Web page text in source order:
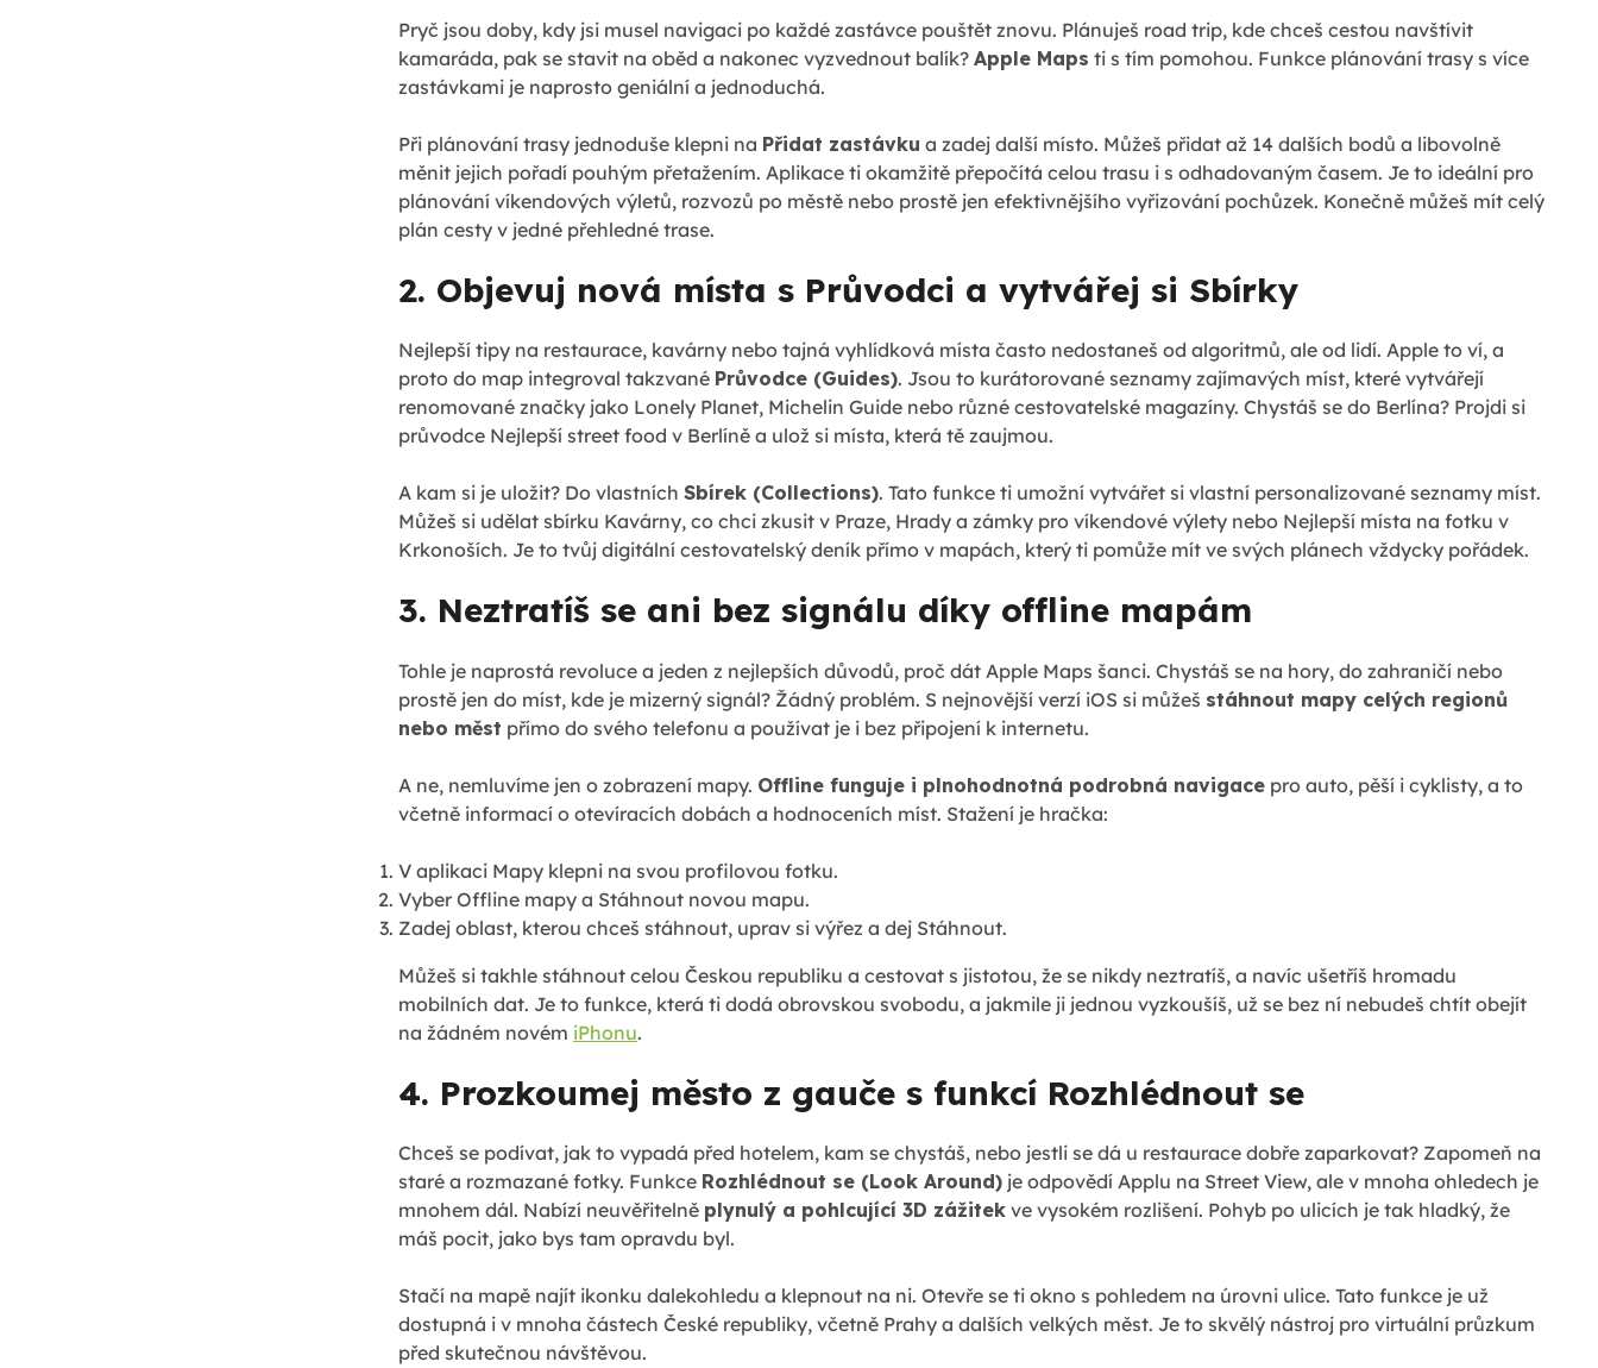
Pryč jsou doby, kdy jsi musel navigaci po každé zastávce pouštět znovu. Plánuješ road trip, kde chceš cestou navštívit
kamaráda, pak se stavit na oběd a nakonec vyzvednout balík? Apple Maps ti s tím pomohou. Funkce plánování trasy s více
zastávkami je naprosto geniální a jednoduchá.
Při plánování trasy jednoduše klepni na Přidat zastávku a zadej další místo. Můžeš přidat až 14 dalších bodů a libovolně
měnit jejich pořadí pouhým přetažením. Aplikace ti okamžitě přepočítá celou trasu i s odhadovaným časem. Je to ideální pro
plánování víkendových výletů, rozvozů po městě nebo prostě jen efektivnějšího vyřizování pochůzek. Konečně můžeš mít celý
plán cesty v jedné přehledné trase.
2. Objevuj nová místa s Průvodci a vytvářej si Sbírky
Nejlepší tipy na restaurace, kavárny nebo tajná vyhlídková místa často nedostaneš od algoritmů, ale od lidí. Apple to ví, a
proto do map integroval takzvané Průvodce (Guides). Jsou to kurátorované seznamy zajímavých míst, které vytvářejí
renomované značky jako Lonely Planet, Michelin Guide nebo různé cestovatelské magazíny. Chystáš se do Berlína? Projdi si
průvodce Nejlepší street food v Berlíně a ulož si místa, která tě zaujmou.
A kam si je uložit? Do vlastních Sbírek (Collections). Tato funkce ti umožní vytvářet si vlastní personalizované seznamy míst.
Můžeš si udělat sbírku Kavárny, co chci zkusit v Praze, Hrady a zámky pro víkendové výlety nebo Nejlepší místa na fotku v
Krkonoších. Je to tvůj digitální cestovatelský deník přímo v mapách, který ti pomůže mít ve svých plánech vždycky pořádek.
3. Neztratíš se ani bez signálu díky offline mapám
Tohle je naprostá revoluce a jeden z nejlepších důvodů, proč dát Apple Maps šanci. Chystáš se na hory, do zahraničí nebo
prostě jen do míst, kde je mizerný signál? Žádný problém. S nejnovější verzí iOS si můžeš stáhnout mapy celých regionů
nebo měst přímo do svého telefonu a používat je i bez připojení k internetu.
A ne, nemluvíme jen o zobrazení mapy. Offline funguje i plnohodnotná podrobná navigace pro auto, pěší i cyklisty, a to
včetně informací o otevíracích dobách a hodnoceních míst. Stažení je hračka:
V aplikaci Mapy klepni na svou profilovou fotku.
Vyber Offline mapy a Stáhnout novou mapu.
Zadej oblast, kterou chceš stáhnout, uprav si výřez a dej Stáhnout.
Můžeš si takhle stáhnout celou Českou republiku a cestovat s jistotou, že se nikdy neztratíš, a navíc ušetříš hromadu
mobilních dat. Je to funkce, která ti dodá obrovskou svobodu, a jakmile ji jednou vyzkoušíš, už se bez ní nebudeš chtít obejít
na žádném novém iPhonu.
4. Prozkoumej město z gauče s funkcí Rozhlédnout se
Chceš se podívat, jak to vypadá před hotelem, kam se chystáš, nebo jestli se dá u restaurace dobře zaparkovat? Zapomeň na
staré a rozmazané fotky. Funkce Rozhlédnout se (Look Around) je odpovědí Applu na Street View, ale v mnoha ohledech je
mnohem dál. Nabízí neuvěřitelně plynulý a pohlcující 3D zážitek ve vysokém rozlišení. Pohyb po ulicích je tak hladký, že
máš pocit, jako bys tam opravdu byl.
Stačí na mapě najít ikonku dalekohledu a klepnout na ni. Otevře se ti okno s pohledem na úrovni ulice. Tato funkce je už
dostupná i v mnoha částech České republiky, včetně Prahy a dalších velkých měst. Je to skvělý nástroj pro virtuální průzkum
před skutečnou návštěvou.